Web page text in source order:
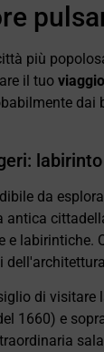
più
il tuo
da
antica
e labirintiche.
di visitare
1660) e